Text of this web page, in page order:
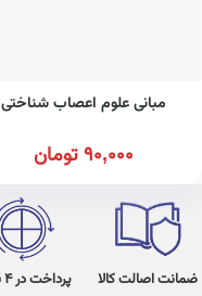
مبانی علوم اعصاب شناختی
90,000تومان
ضمانت اصالت کالا پرداخت در 4 قسط